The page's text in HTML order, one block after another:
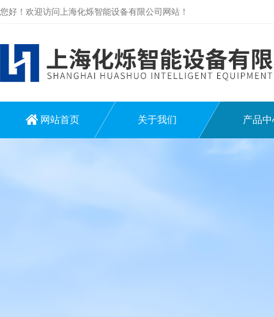
您好！欢迎访问上海化烁智能设备有限公司网站！
网站首页 关于我们 产品中